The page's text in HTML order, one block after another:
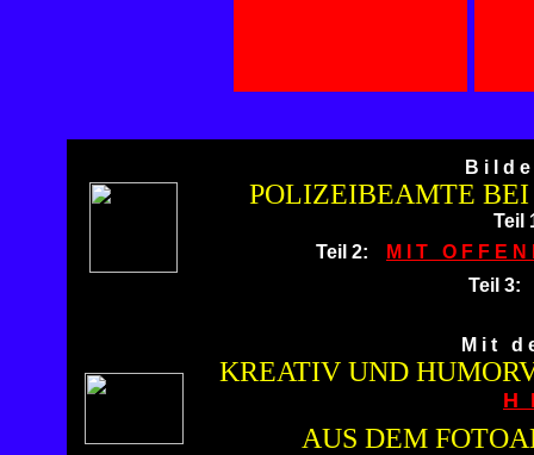
B i l d
POLIZEIBEAMTE
Teil
Teil 2:
M I T O F F E
Teil 3:
M i t d
KREATIV UND
H
AUS DEM